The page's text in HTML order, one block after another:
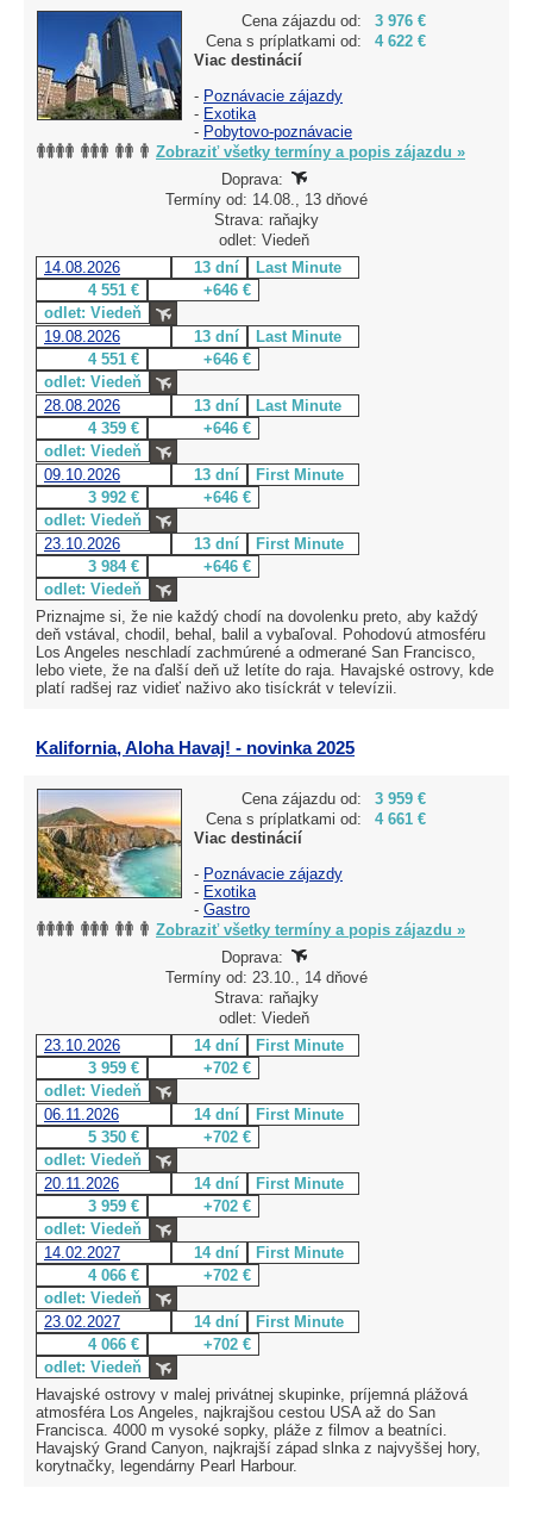
Cena zájazdu od:
3 976 €
Cena s príplatkami od:
4 622 €
Viac destinácií
- Poznávacie zájazdy
- Exotika
- Pobytovo-poznávacie
Zobraziť všetky termíny a popis zájazdu »
Doprava:
Termíny od: 14.08., 13 dňové
Strava: raňajky
odlet: Viedeň
14.08.2026
13 dní
Last Minute
4 551 €
+646 €
odlet: Viedeň
19.08.2026
13 dní
Last Minute
4 551 €
+646 €
odlet: Viedeň
28.08.2026
13 dní
Last Minute
4 359 €
+646 €
odlet: Viedeň
09.10.2026
13 dní
First Minute
3 992 €
+646 €
odlet: Viedeň
23.10.2026
13 dní
First Minute
3 984 €
+646 €
odlet: Viedeň
Priznajme si, že nie každý chodí na dovolenku preto, aby každý
deň vstával, chodil, behal, balil a vybaľoval. Pohodovú atmosféru
Los Angeles neschladí zachmúrené a odmerané San Francisco,
lebo viete, že na ďalší deň už letíte do raja. Havajské ostrovy, kde
platí radšej raz vidieť naživo ako tisíckrát v televízii.
Kalifornia, Aloha Havaj! - novinka 2025
Cena zájazdu od:
3 959 €
Cena s príplatkami od:
4 661 €
Viac destinácií
- Poznávacie zájazdy
- Exotika
- Gastro
Zobraziť všetky termíny a popis zájazdu »
Doprava:
Termíny od: 23.10., 14 dňové
Strava: raňajky
odlet: Viedeň
23.10.2026
14 dní
First Minute
3 959 €
+702 €
odlet: Viedeň
06.11.2026
14 dní
First Minute
5 350 €
+702 €
odlet: Viedeň
20.11.2026
14 dní
First Minute
3 959 €
+702 €
odlet: Viedeň
14.02.2027
14 dní
First Minute
4 066 €
+702 €
odlet: Viedeň
23.02.2027
14 dní
First Minute
4 066 €
+702 €
odlet: Viedeň
Havajské ostrovy v malej privátnej skupinke, príjemná plážová
atmosféra Los Angeles, najkrajšou cestou USA až do San
Francisca. 4000 m vysoké sopky, pláže z filmov a beatníci.
Havajský Grand Canyon, najkrajší západ slnka z najvyššej hory,
korytnačky, legendárny Pearl Harbour.